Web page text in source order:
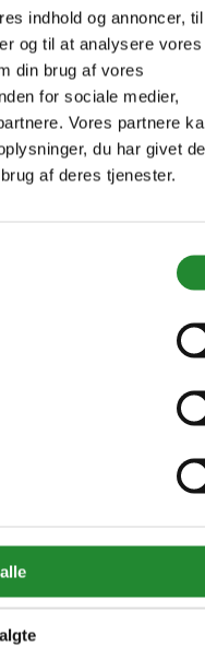
indhold og annoncer,
og til at analysere vores
din brug af vores
for sociale medier,
Vores partnere
du har givet
af deres tjenester.